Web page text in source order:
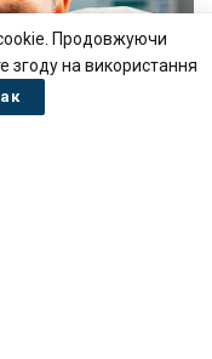
Продовжуючи
згоду на використання